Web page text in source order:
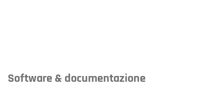
Software & documentazione